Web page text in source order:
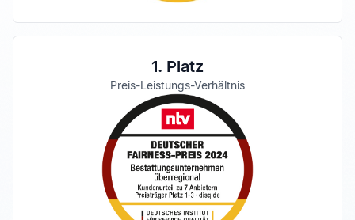
1. Platz
Preis-Leistungs-Verhältnis